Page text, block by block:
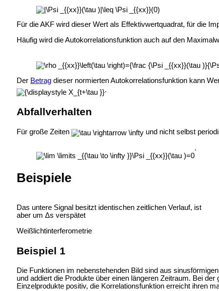
Für die AKF wird dieser Wert als Effektivwertquadrat, für die
Häufig wird die Autokorrelationsfunktion auch auf den
Der Betragdieser normierten Autokorrelationsfunktion kann
.
Abfallverhalten
Für große Zeiten und nicht selbst
.
Beispiele
Das untere Signal besitzt identischen zeitlichen Verlauf, ist
aber um Δs verspätet
Weißlichtinterferometrie
Beispiel 1
Die Funktionen im nebenstehenden Bild sind aus
und addiert die Produkte über einen längeren Zeitraum. Bei
Einzelprodukte positiv, die Korrelationsfunktion erreicht ihren